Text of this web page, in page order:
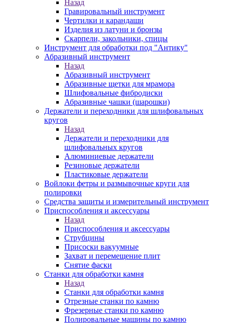
Назад
Гравировальный инструмент
Чертилки и карандаши
Изделия из латуни и бронзы
Скарпели, закольники, спицы
Инструмент для обработки под "Антику"
Абразивный инструмент
Назад
Абразивный инструмент
Абразивные щетки для мрамора
Шлифовальные фибродиски
Абразивные чашки (шарошки)
Держатели и переходники для шлифовальных
кругов
Назад
Держатели и переходники для
шлифовальных кругов
Алюминиевые держатели
Резиновые держатели
Пластиковые держатели
Войлоки фетры и размывочные круги для
полировки
Средства защиты и измерительный инструмент
Приспособления и аксессуары
Назад
Приспособления и аксессуары
Струбцины
Присоски вакуумные
Захват и перемещение плит
Снятие фаски
Станки для обработки камня
Назад
Станки для обработки камня
Отрезные станки по камню
Фрезерные станки по камню
Полировальные машины по камню